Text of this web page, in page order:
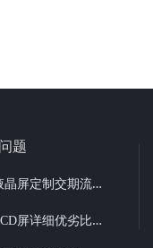
题
L
CD液晶屏定制交期流程
不
同LCD屏详细优劣比较